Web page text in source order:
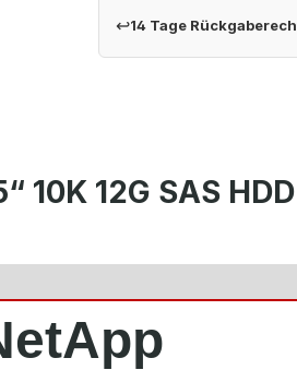
↩14 Tage
12G SAS